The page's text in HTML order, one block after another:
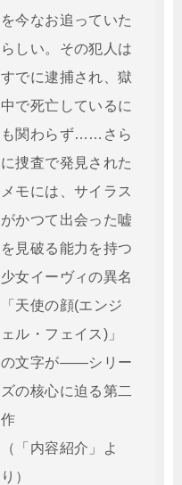
を今なお追っていた
らしい。その犯人は
すでに逮捕され、獄
中で死亡しているに
も関わらず……さら
に捜査で発見された
メモには、サイラス
がかつて出会った嘘
を見破る能力を持つ
少女イーヴィの異名
「天使の顔(エンジ
ェル・フェイス)」
の文字が――シリー
ズの核心に迫る第二
作
（「内容紹介」よ
り）